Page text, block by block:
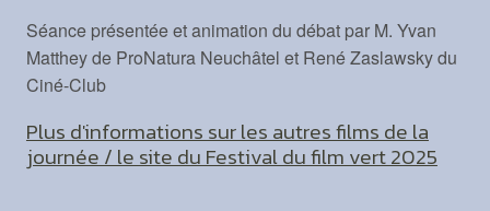
Séance présentée et animation du débat par M. Yvan
Matthey de ProNatura Neuchâtel et René Zaslawsky du
Ciné-Club
Plus d'informations sur les autres films de la
journée / le site du Festival du film vert 2025